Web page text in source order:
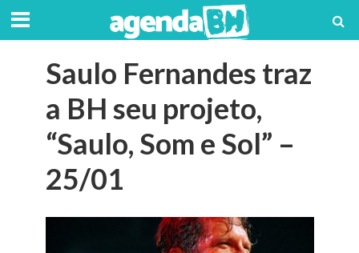
Saulo Fernandes traz
a BH seu projeto,
“Saulo, Som e Sol” –
25/01